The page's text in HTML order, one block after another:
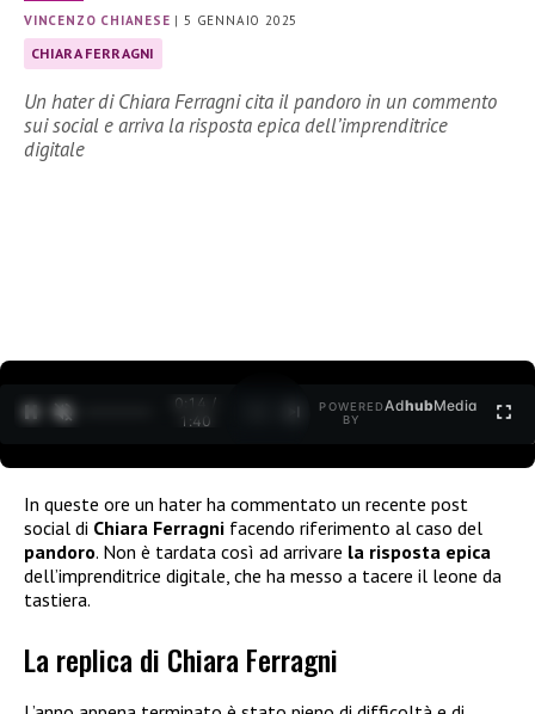
VINCENZO CHIANESE |5 GENNAIO 2025
CHIARA FERRAGNI
Un hater di Chiara Ferragni cita il pandoro in un commento
sui social e arriva la risposta epica dell’imprenditrice
digitale
0:15 /
1:40
POWERED
BY
AdhubMedia
In queste ore un hater ha commentato un recente post
social di Chiara Ferragni facendo riferimento al caso del
pandoro. Non è tardata così ad arrivare la risposta epica
dell’imprenditrice digitale, che ha messo a tacere il leone da
tastiera.
La replica di Chiara Ferragni